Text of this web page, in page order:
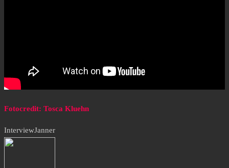
Fotocredit: Tosca Kluehn
InterviewJanner